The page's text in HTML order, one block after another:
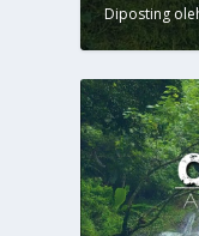
Diposting